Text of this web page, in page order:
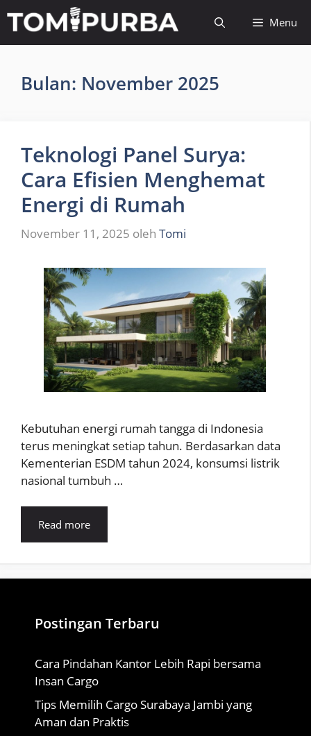
isi
Menu
Bulan: November 2025
Teknologi Panel Surya:
Cara Efisien Menghemat
Energi di Rumah
November 11, 2025 oleh Tomi
Kebutuhan energi rumah tangga di Indonesia
terus meningkat setiap tahun. Berdasarkan data
Kementerian ESDM tahun 2024, konsumsi listrik
nasional tumbuh …
Read more
Postingan Terbaru
Cara Pindahan Kantor Lebih Rapi bersama
Insan Cargo
Tips Memilih Cargo Surabaya Jambi yang
Aman dan Praktis